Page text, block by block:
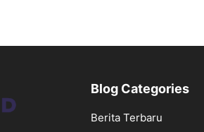
Blog Categories
Berita Terbaru